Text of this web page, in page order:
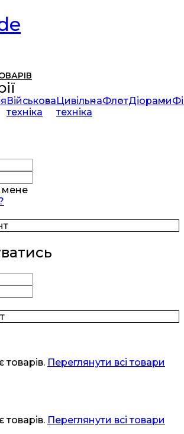
Військова
техніка
Цивільна
техніка
ФлотДіорами
мене
Переглянути всі товари
Переглянути всі товари